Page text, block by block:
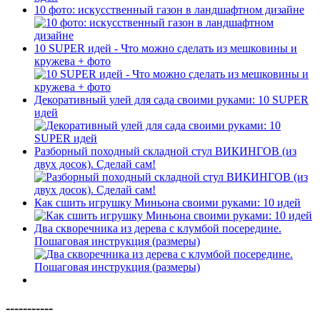
10 фото: искусственный газон в ландшафтном дизайне
10 SUPER идей - Что можно сделать из мешковины и
кружева + фото
Декоративный улей для сада своими руками: 10 SUPER
идей
Разборный походный складной стул ВИКИНГОВ (из
двух досок). Сделай сам!
Как сшить игрушку Миньона своими руками: 10 идей
Два скворечника из дерева с клумбой посередине.
Пошаговая инструкция (размеры)
-----------